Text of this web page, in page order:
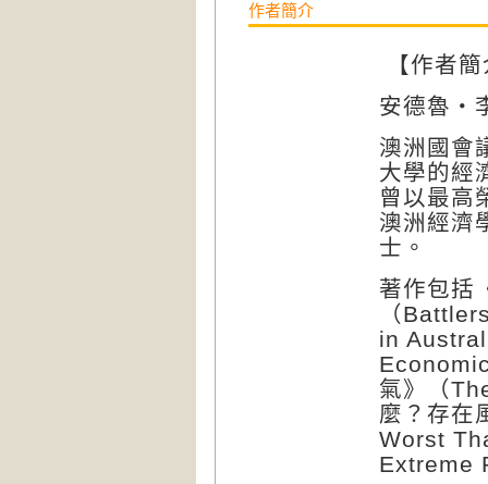
作者簡介
【作者
安德魯‧
澳洲國會
大學的經
曾以最高
澳洲經濟
士。
著作包括
（
in
氣》（
麼？存在
Worst
Extreme